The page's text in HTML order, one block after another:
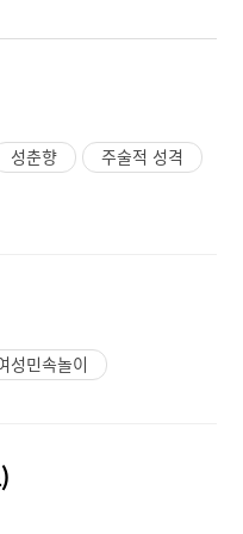
성춘향
주술적 성격
성민속놀이